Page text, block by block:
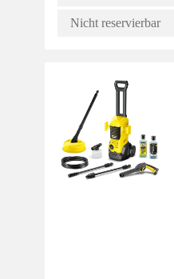
Nicht reservierbar